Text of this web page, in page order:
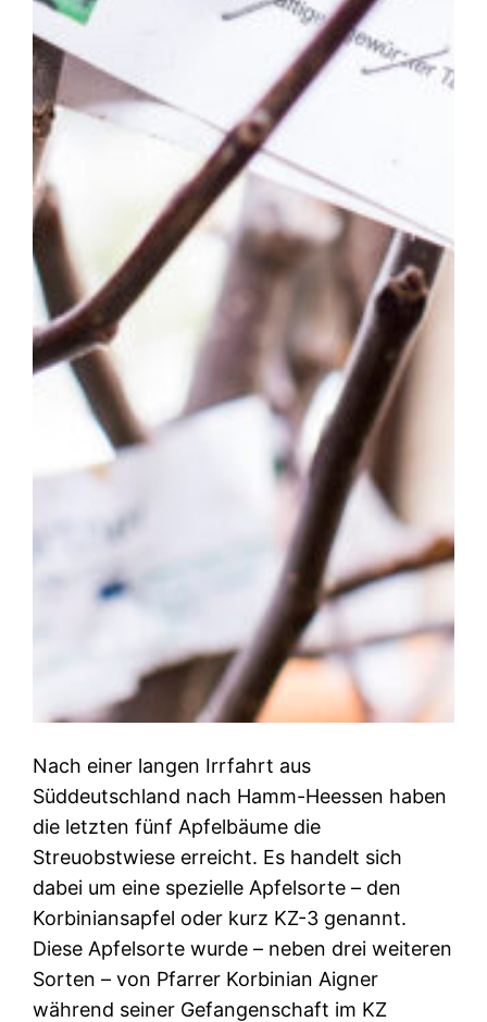
Nach einer langen Irrfahrt aus
Süddeutschland nach Hamm-Heessen haben
die letzten fünf Apfelbäume die
Streuobstwiese erreicht. Es handelt sich
dabei um eine spezielle Apfelsorte – den
Korbiniansapfel oder kurz KZ-3 genannt.
Diese Apfelsorte wurde – neben drei weiteren
Sorten – von Pfarrer Korbinian Aigner
während seiner Gefangenschaft im KZ